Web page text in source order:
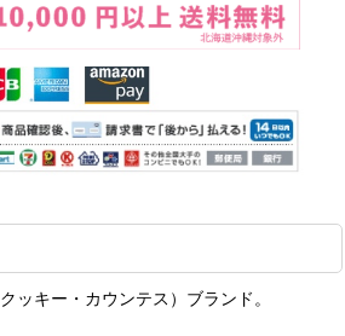
ッキー・カウンテス）ブランド。